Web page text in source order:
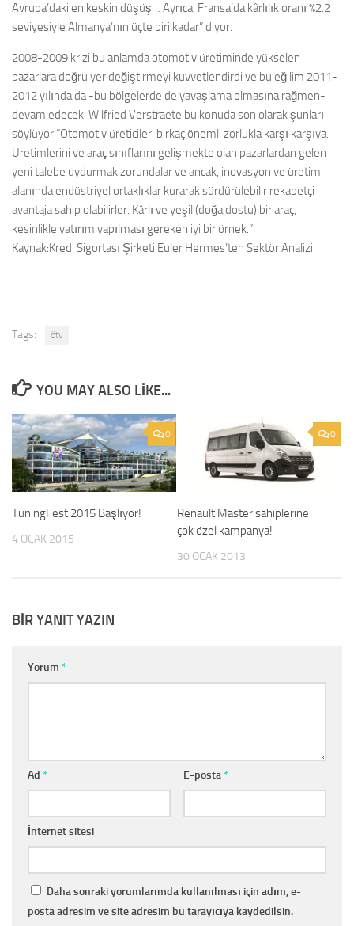
Avrupa’daki en keskin düşüş… Ayrıca, Fransa’da kârlılık oranı %2.2
seviyesiyle Almanya’nın üçte biri kadar” diyor.
2008-2009 krizi bu anlamda otomotiv üretiminde yükselen
pazarlara doğru yer değiştirmeyi kuvvetlendirdi ve bu eğilim 2011-
2012 yılında da -bu bölgelerde de yavaşlama olmasına rağmen-
devam edecek. Wilfried Verstraete bu konuda son olarak şunları
söylüyor “Otomotiv üreticileri birkaç önemli zorlukla karşı karşıya.
Üretimlerini ve araç sınıflarını gelişmekte olan pazarlardan gelen
yeni talebe uydurmak zorundalar ve ancak, inovasyon ve üretim
alanında endüstriyel ortaklıklar kurarak sürdürülebilir rekabetçi
avantaja sahip olabilirler. Kârlı ve yeşil (doğa dostu) bir araç,
kesinlikle yatırım yapılması gereken iyi bir örnek.”
Kaynak:Kredi Sigortası Şirketi Euler Hermes’ten Sektör Analizi
Tags: ötv
YOU MAY ALSO LIKE...
0
TuningFest 2015 Başlıyor!
4 OCAK 2015
0
Renault Master sahiplerine
çok özel kampanya!
30 OCAK 2013
BIR YANIT YAZIN
Yorum *
Ad * E-posta*
İnternet sitesi
Daha sonraki yorumlarımda kullanılması için adım, e-
posta adresim ve site adresim bu tarayıcıya kaydedilsin.